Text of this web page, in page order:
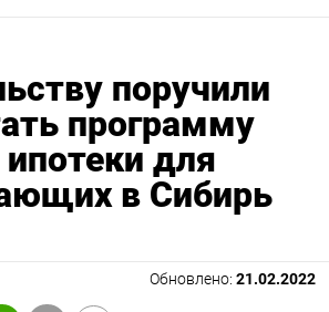
поручили
программу
для
в Сибирь
Обновлено: 21.02.2022